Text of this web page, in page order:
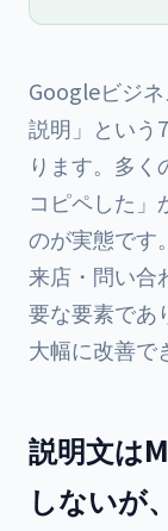
Googleビジ
説明」という
ります。多
コピペした
のが実態です
来店・問い合
要な要素であ
大幅に改善で
説明文は
しないが